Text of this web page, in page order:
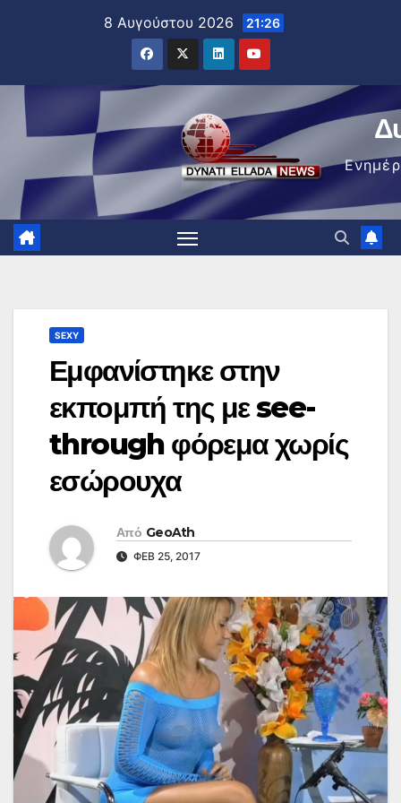
8 Αυγούστου 2026 21:26
SEXY
Εμφανίστηκε στην
εκπομπή της με see-
through φόρεμα χωρίς
εσώρουχα
Από GeoAth
ΦΕΒ 25, 2017